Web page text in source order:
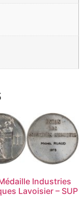
Industries
Lavoisier – SUP